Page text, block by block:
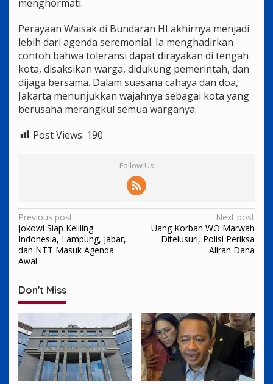
menghormati.
Perayaan Waisak di Bundaran HI akhirnya menjadi
lebih dari agenda seremonial. Ia menghadirkan
contoh bahwa toleransi dapat dirayakan di tengah
kota, disaksikan warga, didukung pemerintah, dan
dijaga bersama. Dalam suasana cahaya dan doa,
Jakarta menunjukkan wajahnya sebagai kota yang
berusaha merangkul semua warganya.
Post Views: 190
Follow Us
Post
navigation
Previous post
Jokowi Siap Keliling
Indonesia, Lampung, Jabar,
dan NTT Masuk Agenda
Awal
Next post
Uang Korban WO Marwah
Ditelusuri, Polisi Periksa
Aliran Dana
Don't Miss